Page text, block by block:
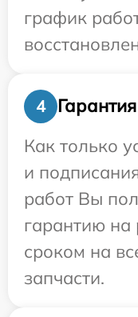
график
4
Гарантия
Как только
и
работ Вы
гарантию на
сроком на
запчасти.